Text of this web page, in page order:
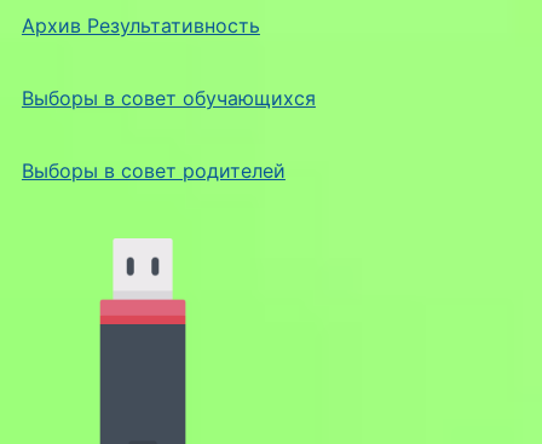
Архив Результативность
Выборы в совет обучающихся
Выборы в совет родителей